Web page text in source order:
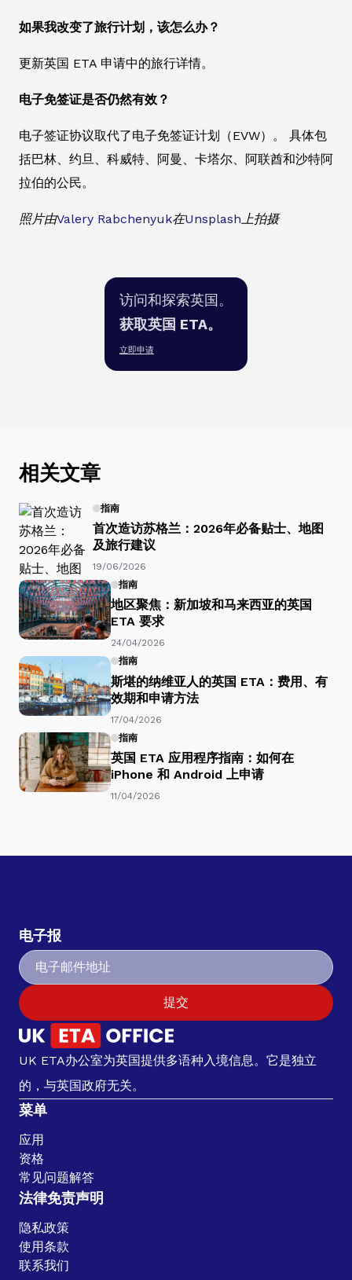
如果我改变了旅行计划，该怎么办？
更新英国 ETA 申请中的旅行详情。
电子免签证是否仍然有效？
电子签证协议取代了电子免签证计划（EVW）。 具体包
括巴林、约旦、科威特、阿曼、卡塔尔、阿联酋和沙特阿
拉伯的公民。
照片由Valery Rabchenyuk在Unsplash上拍摄
访问和探索英国。
获取英国 ETA。
立即申请
相关文章
指南
首次造访苏格兰：2026年必备贴士、地图
及旅行建议
19/06/2026
指南
地区聚焦：新加坡和马来西亚的英国
ETA 要求
24/04/2026
指南
斯堪的纳维亚人的英国 ETA：费用、有
效期和申请方法
17/04/2026
指南
英国 ETA 应用程序指南：如何在
iPhone 和 Android 上申请
11/04/2026
电子报
提交
UK ETA办公室为英国提供多语种入境信息。它是独立
的，与英国政府无关。
菜单
应用
资格
常见问题解答
法律免责声明
隐私政策
使用条款
联系我们